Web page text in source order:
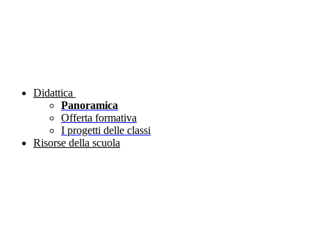
Didattica
Panoramica
Offerta formativa
I progetti delle classi
Risorse della scuola